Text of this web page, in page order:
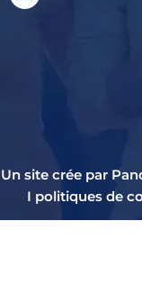
Un site crée par
I politiques de